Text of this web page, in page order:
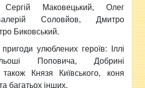
Сергій Маковецький, Олег
Соловйов, Дмитро
Биковський.
улюблених героїв: Іллі
Поповича, Добрині
Князя Київського, коня
багатьох інших.